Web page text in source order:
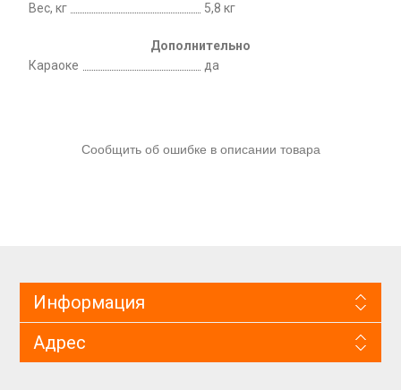
Вес, кг
5,8 кг
Дополнительно
Караоке
да
Сообщить об ошибке в описании товара
Информация
Адрес